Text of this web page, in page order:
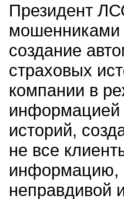
Президент
мошенниками
создание
страховых
компании в
информацией
историй,
не все
информацию,